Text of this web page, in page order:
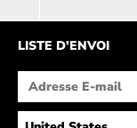
LISTE D'ENVOI